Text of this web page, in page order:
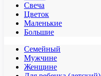
Свеча
Цветок
Маленькие
Большие
Семейный
Мужчине
Женщине